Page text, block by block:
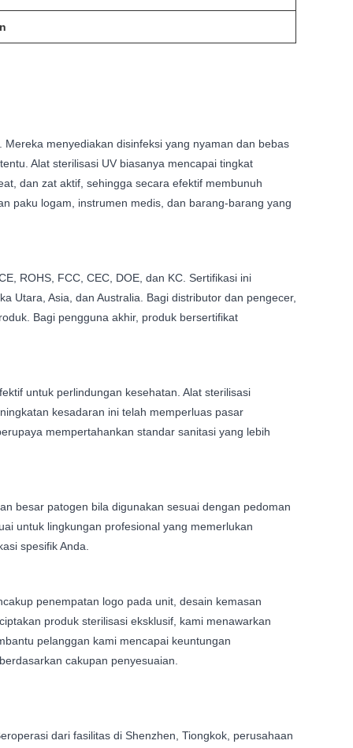
menyediakan disinfeksi yang nyaman dan bebas
Alat sterilisasi UV biasanya mencapai tingkat
dan zat aktif, sehingga secara efektif membunuh
paku logam, instrumen medis, dan barang-barang yang
ROHS, FCC, CEC, DOE, dan KC. Sertifikasi ini
Utara, Asia, dan Australia. Bagi distributor dan pengecer,
Bagi pengguna akhir, produk bersertifikat
untuk perlindungan kesehatan. Alat sterilisasi
kesadaran ini telah memperluas pasar
mempertahankan standar sanitasi yang lebih
besar patogen bila digunakan sesuai dengan pedoman
untuk lingkungan profesional yang memerlukan
spesifik Anda.
penempatan logo pada unit, desain kemasan
produk sterilisasi eksklusif, kami menawarkan
pelanggan kami mencapai keuntungan
cakupan penyesuaian.
dari fasilitas di Shenzhen, Tiongkok, perusahaan